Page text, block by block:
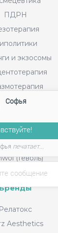
ПДРН
и экзосомы
PLLA
материалы
коллаген. БАДы
(Геволь)
Релатокс
Aesthetics
сообщение
Софья
печатает...